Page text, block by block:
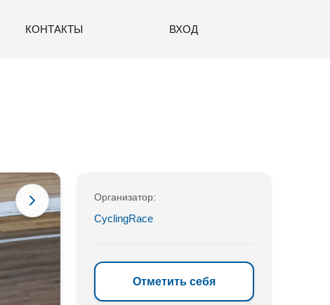
КОНТАКТЫ ВХОД
Организатор:
CyclingRace
Отметить себя